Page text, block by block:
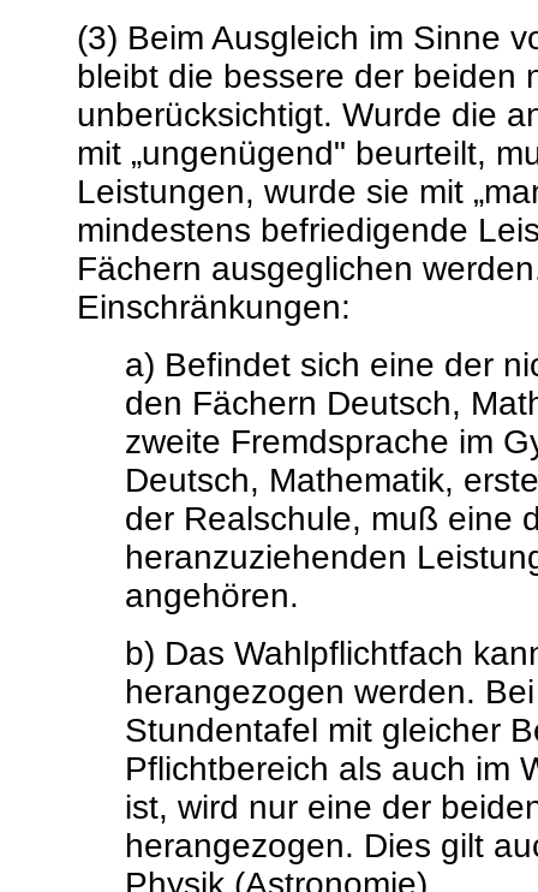
(3) Beim Ausgleich im Sinne
bleibt die bessere der beiden
unberücksichtigt. Wurde die
mit „ungenügend" beurteilt,
Leistungen, wurde sie mit
mindestens befriedigende
Fächern ausgeglichen
Einschränkungen:
a) Befindet sich eine der
den Fächern Deutsch,
zweite Fremdsprache im
Deutsch, Mathematik,
der Realschule, muß eine
heranzuziehenden
angehören.
b) Das Wahlpflichtfach
herangezogen werden.
Stundentafel mit gleicher
Pflichtbereich als auch im
ist, wird nur eine der
herangezogen. Dies gilt
Physik (Astronomie).